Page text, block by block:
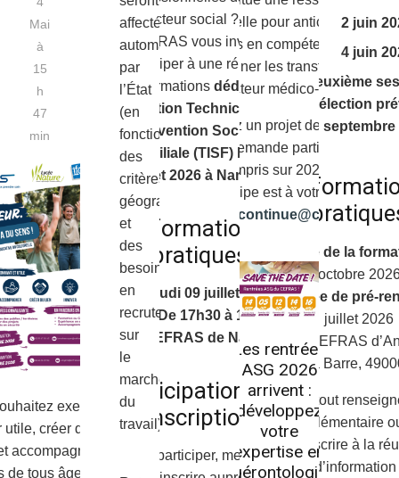
essentielle pour anticiper les
besoins en compétences et
accompagner les transformations
du secteur médico-social.
Vous avez un projet de formation
ou une demande particulière, y
compris sur 2026 ?
Notre équipe est à votre écoute :
formationcontinue@cefras.com
2 juin
4 juin
Deuxième
sélection
septembre
Rentrée de la
octobre
Journée de pré-
juillet 2026
Lieu :CEFRAS
rue de la Barre,
Pour tout
complémentaire
s’inscrire à la
d’information
affectés
automatiquement
par
l’État
(en
fonction
des
critères
géographiques
et
des
besoins
en
recrutement
sur
le
marché
du
travail).
secteur social ? Le
CEFRAS vous invite à
participer à une réunion
d’informationsdédié à la
formation Technicien de
l’Intervention Sociale et
Familiale (TISF) le 09
juillet 2026 à Nantes.
Informations
pratiques
Jeudi 09 juillet 2026
De 17h30 à 19h
CEFRAS de Nantes
Participation sur
inscription
Pour participer, merci de
Mai
à
15
h
47
min
exercer un
utile, créer du lien
accompagner des
de tous âges ? Le
Les rentrées
ASG 2026
arrivent :
développez
votre
expertise en
gérontologie